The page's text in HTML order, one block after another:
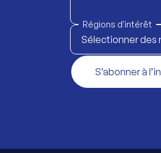
Régions d'intérêt
Sélectionner des
S’abonner à